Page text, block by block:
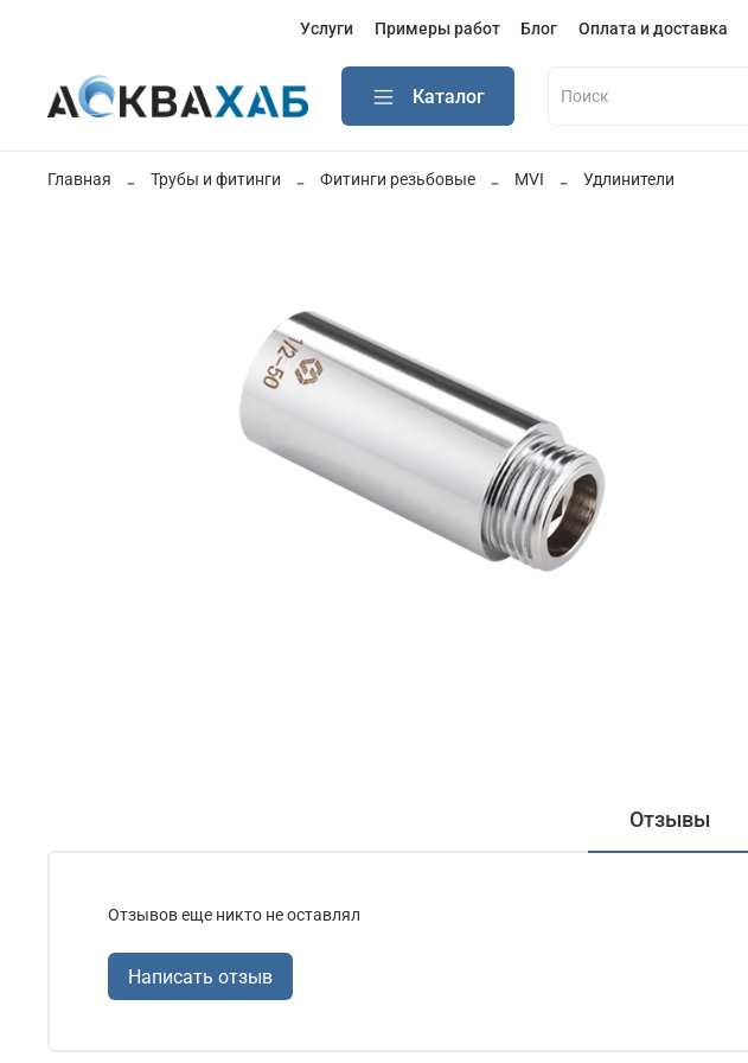
Услуги Примеры работ Блог Оплата и доставка
Каталог
Главная Трубы и фитинги Фитинги резьбовые MVI Удлинители
Отзывы
Отзывов еще никто не оставлял
Написать отзыв